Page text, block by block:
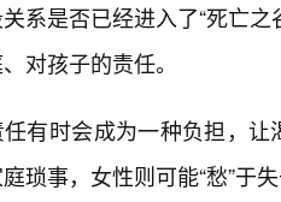
系是否已经进入了“死亡
对孩子的责任。
有时会成为一种负担，让
琐事，女性则可能“愁”于